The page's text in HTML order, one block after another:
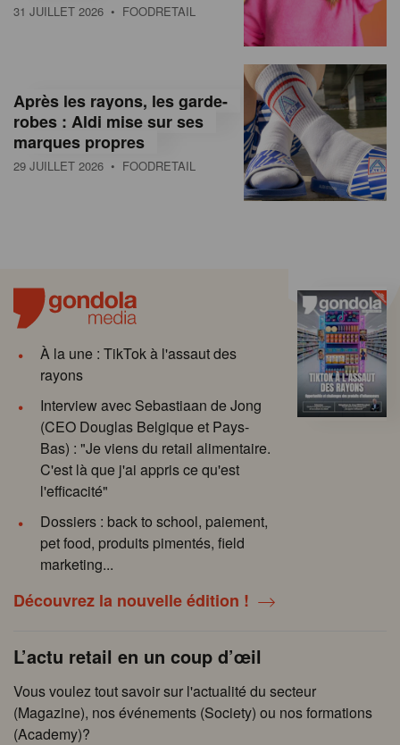
31 JUILLET 2026 • FOODRETAIL
Après les rayons, les garde-
robes : Aldi mise sur ses
marques propres
29 JUILLET 2026 • FOODRETAIL
À la une : TikTok à l'assaut des
rayons
Interview avec Sebastiaan de Jong
(CEO Douglas Belgique et Pays-
Bas) : "Je viens du retail alimentaire.
C'est là que j'ai appris ce qu'est
l'efficacité"
Dossiers : back to school, paiement,
pet food, produits pimentés, field
marketing...
Découvrez la nouvelle édition !
L’actu retail en un coup d’œil
Vous voulez tout savoir sur l'actualité du secteur
(Magazine), nos événements (Society) ou nos formations
(Academy)?